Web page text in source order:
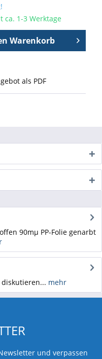
ca. 1-3 Werktage
Warenkorb
als PDF
90mµ PP-Folie genarbt
mehr
und verpassen